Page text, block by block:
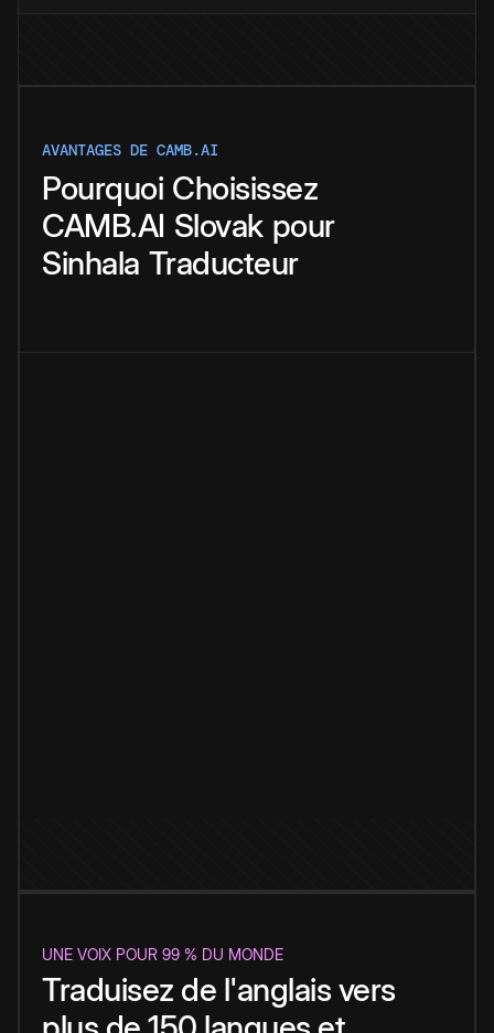
AVANTAGES DE CAMB.AI
Pourquoi Choisissez
CAMB.AI Slovak pour
Sinhala Traducteur
UNE VOIX POUR 99 % DU MONDE
Traduisez de l'anglais vers